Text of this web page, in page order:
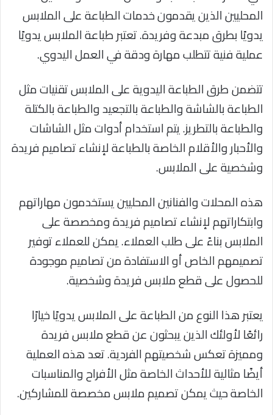
المحليين الذين يقدمون خدمات الطباعة على الملابس
يدويًا بطرق مبدعة وفريدة. تعتبر طباعة الملابس يدويًا
عملية فنية تتطلب مهارة ودقة في العمل اليدوي.
تتضمن طرق الطباعة اليدوية على الملابس تقنيات مثل
الطباعة بالشاشة والطباعة بالتجعيد والطباعة بالكتلة
والطباعة بالتطريز. يتم استخدام أدوات مثل الشاشات
والأحبار والأقلام الخاصة بالطباعة لإنشاء تصاميم فريدة
وشخصية على الملابس.
هذه المحلات والفنانين المحليين يستخدمون مهاراتهم
وابتكاراتهم لإنشاء تصاميم فريدة ومخصصة على
الملابس بناءً على طلب العملاء. يمكن للعملاء توفير
تصميمهم الخاص أو الاستفادة من تصاميم موجودة
للحصول على قطع ملابس فريدة وشخصية.
يعتبر هذا النوع من الطباعة على الملابس يدويًا خيارًا
رائعًا لأولئك الذين يبحثون عن قطع ملابس فريدة
ومميزة تعكس شخصيتهم الفردية. تعد هذه العملية
أيضًا مثالية للأحداث الخاصة مثل الأفراح والمناسبات
الخاصة حيث يمكن تصميم ملابس مخصصة للمشاركين.